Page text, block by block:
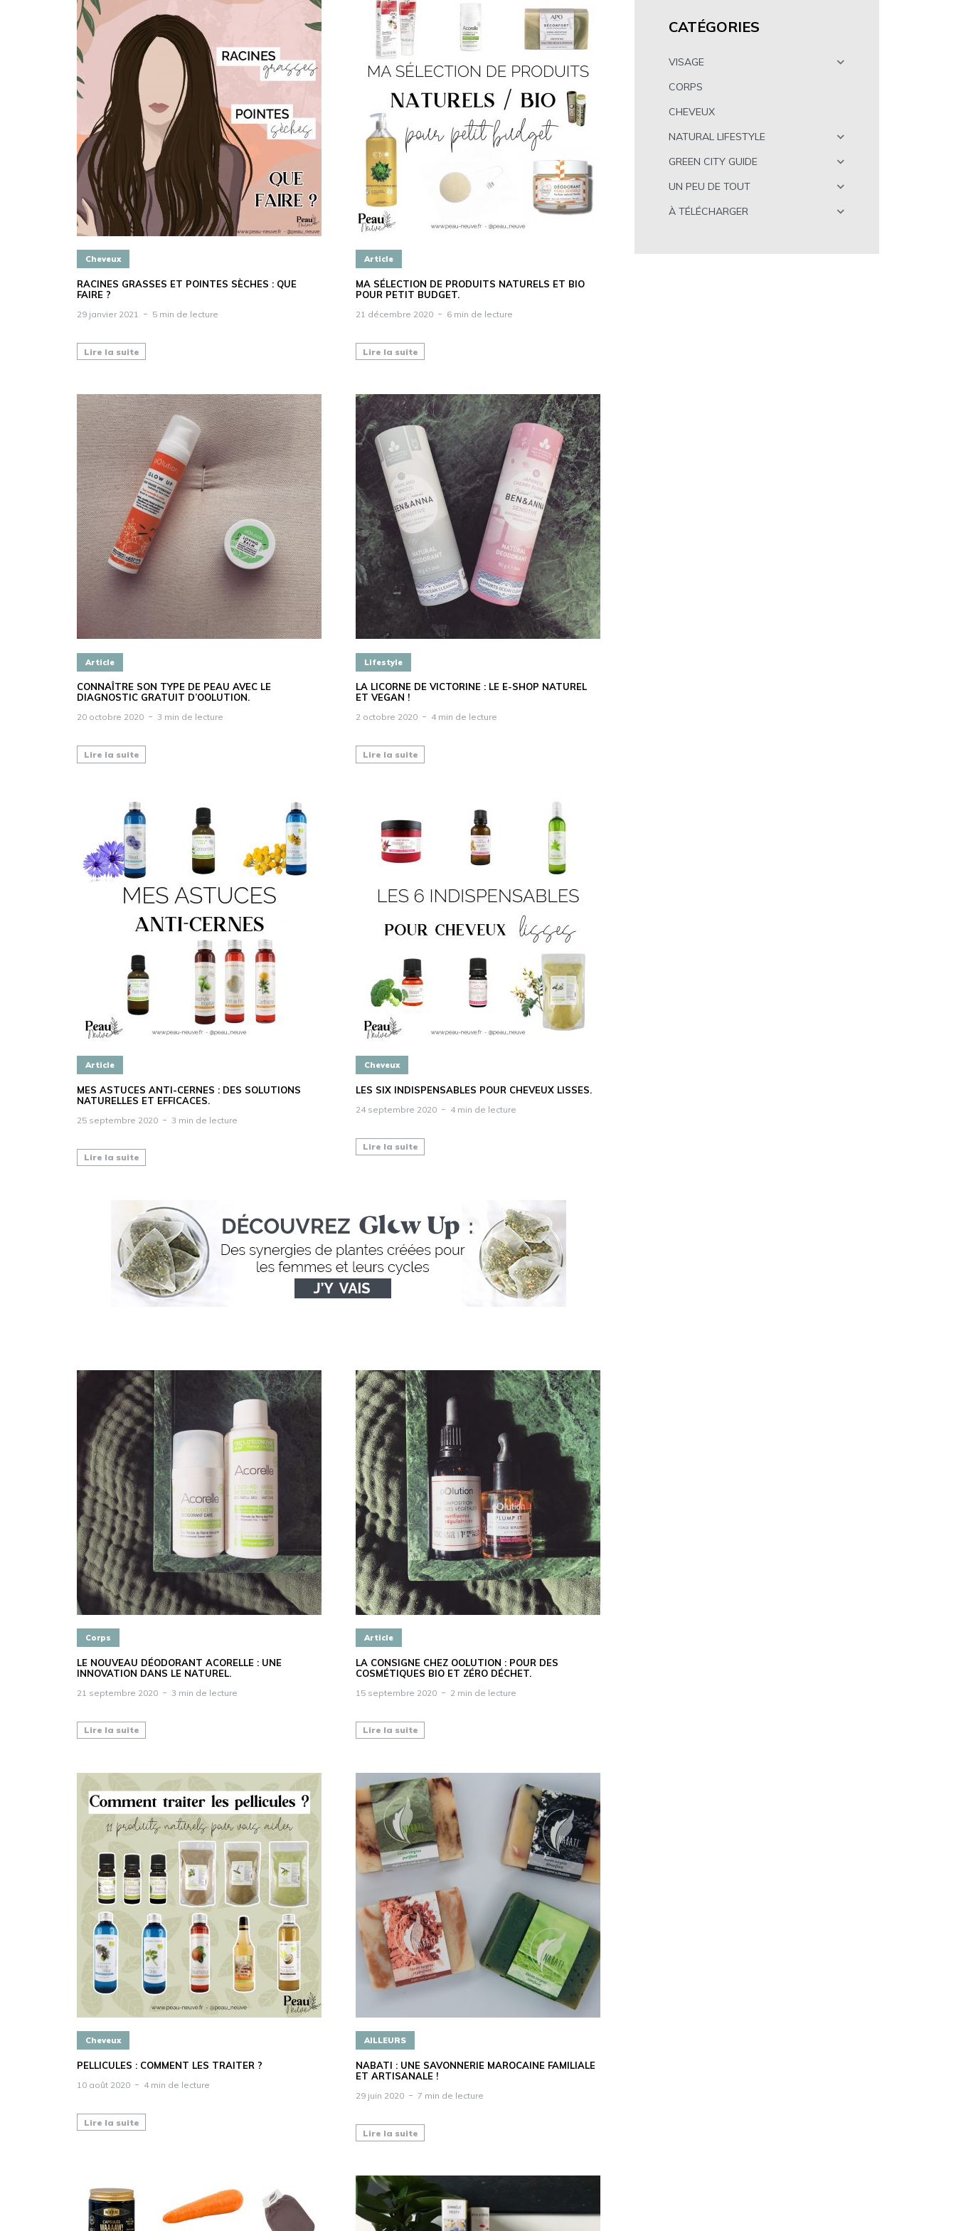
Cheveux
RACINES GRASSES ET POINTES SÈCHES : QUE
FAIRE ?
29 janvier 2021 5 min de lecture
Lire la suite
Article
MA SÉLECTION DE PRODUITS NATURELS ET BIO
POUR PETIT BUDGET.
21 décembre 2020 6 min de lecture
Lire la suite
Article
CONNAÎTRE SON TYPE DE PEAU AVEC LE
DIAGNOSTIC GRATUIT D’OOLUTION.
20 octobre 2020 3 min de lecture
Lire la suite
Lifestyle
LA LICORNE DE VICTORINE : LE E-SHOP NATUREL
ET VEGAN !
2 octobre 2020 4 min de lecture
Lire la suite
Article
MES ASTUCES ANTI-CERNES : DES SOLUTIONS
NATURELLES ET EFFICACES.
25 septembre 2020 3 min de lecture
Lire la suite
Cheveux
LES SIX INDISPENSABLES POUR CHEVEUX LISSES.
24 septembre 2020 4 min de lecture
Lire la suite
Corps
LE NOUVEAU DÉODORANT ACORELLE : UNE
INNOVATION DANS LE NATUREL.
21 septembre 2020 3 min de lecture
Lire la suite
Article
LA CONSIGNE CHEZ OOLUTION : POUR DES
COSMÉTIQUES BIO ET ZÉRO DÉCHET.
15 septembre 2020 2 min de lecture
Lire la suite
Cheveux
PELLICULES : COMMENT LES TRAITER ?
10 août 2020 4 min de lecture
Lire la suite
AILLEURS
NABATI : UNE SAVONNERIE MAROCAINE FAMILIALE
ET ARTISANALE !
29 juin 2020 7 min de lecture
Lire la suite
CATÉGORIES
VISAGE
CORPS
CHEVEUX
NATURAL LIFESTYLE
GREEN CITY GUIDE
UN PEU DE TOUT
À TÉLÉCHARGER